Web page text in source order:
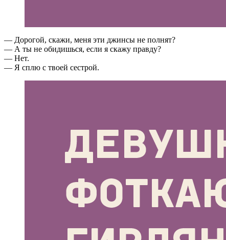
— Дорогой, скажи, меня эти джинсы не полнят?
— А ты не обидишься, если я скажу правду?
— Нет.
— Я сплю с твоей сестрой.